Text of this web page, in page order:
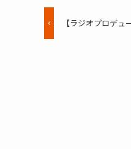
【ラジオプロデ